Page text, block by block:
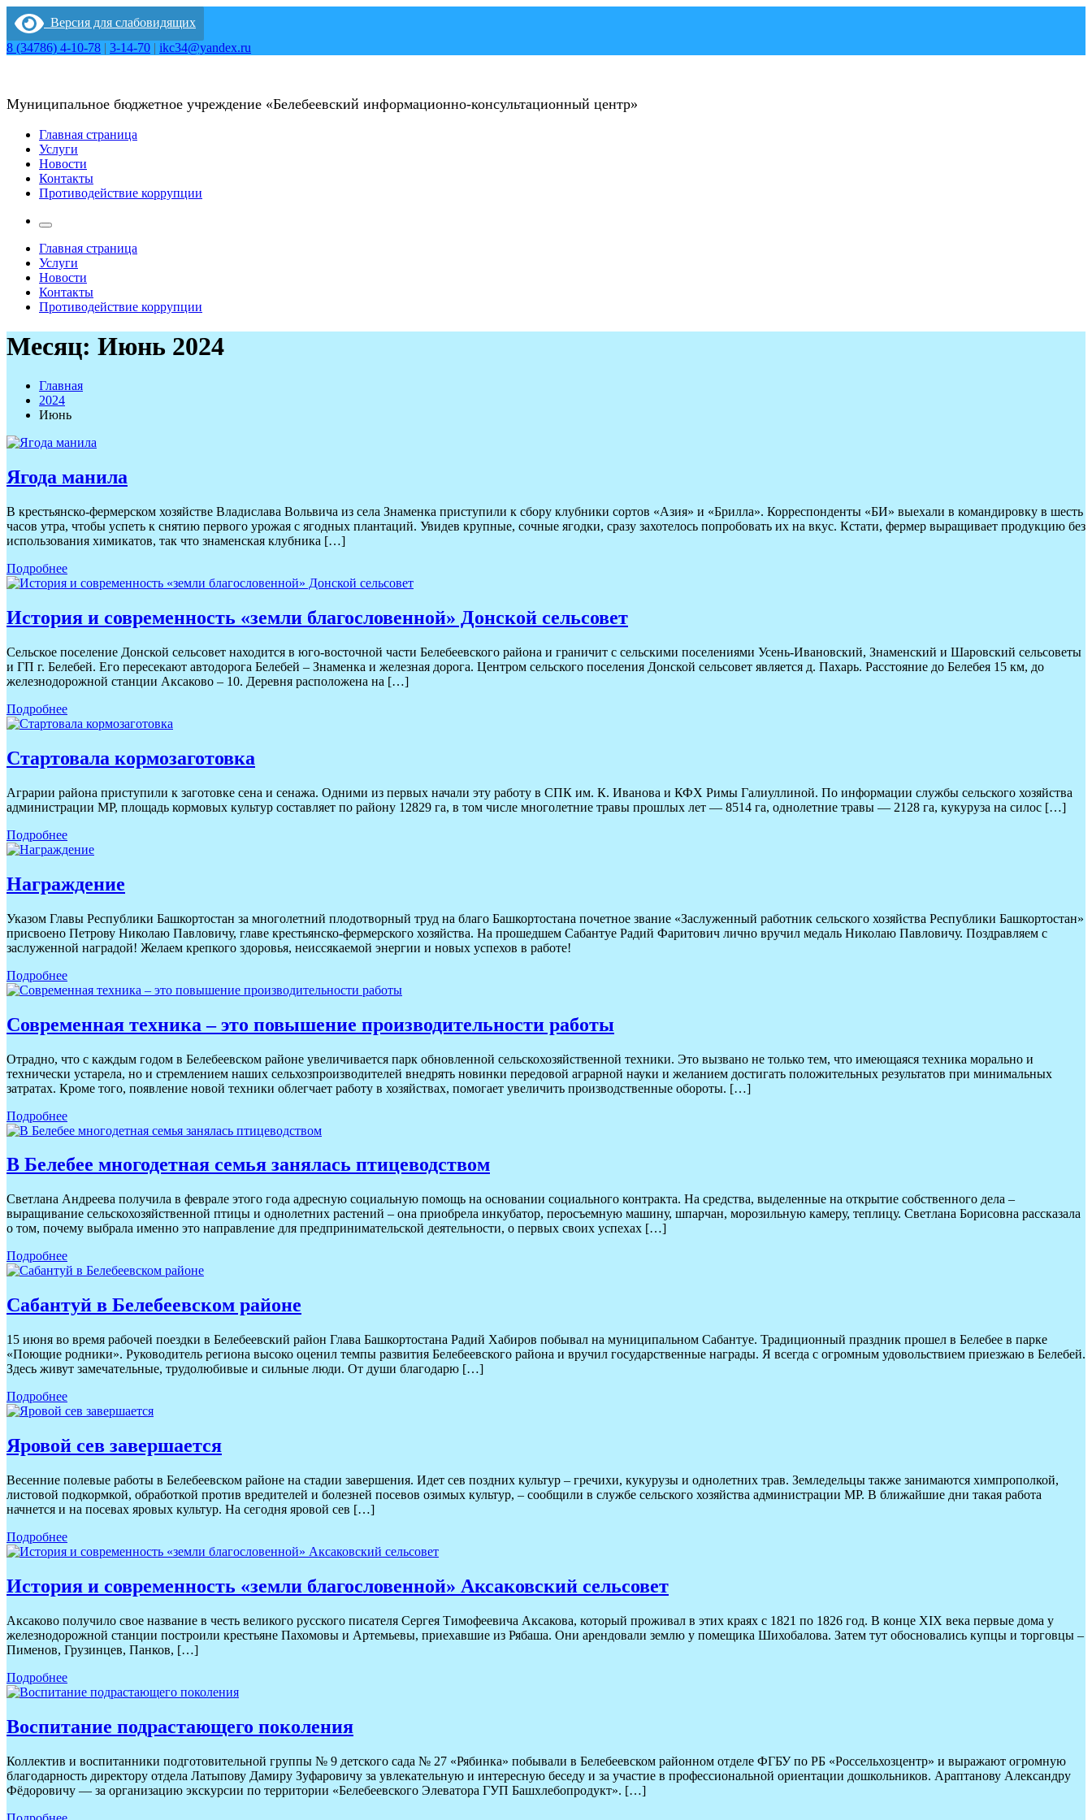
Перейти
содержимому
Версия для слабовидящих
8 (34786) 4-10-78 | 3-14-70 | ikc34@yandex.ru
Муниципальное бюджетное учреждение «Белебеевский информационно-консультационный центр»
Главная страница
Услуги
Новости
Контакты
Противодействие коррупции
Главная страница
Услуги
Новости
Контакты
Противодействие коррупции
Месяц: Июнь 2024
Главная
2024
Июнь
Ягода манила
В крестьянско-фермерском хозяйстве Владислава Вольвича из села Знаменка приступили к сбору клубники сортов «Азия» и «Брилла». Корреспонденты «БИ» выехали в командировку в шесть
часов утра, чтобы успеть к снятию первого урожая с ягодных плантаций. Увидев крупные, сочные ягодки, сразу захотелось попробовать их на вкус. Кстати, фермер выращивает продукцию без
использования химикатов, так что знаменская клубника […]
Подробнее
История и современность «земли благословенной» Донской сельсовет
Сельское поселение Донской сельсовет находится в юго-восточной части Белебеевского района и граничит с сельскими поселениями Усень-Ивановский, Знаменский и Шаровский сельсоветы
и ГП г. Белебей. Его пересекают автодорога Белебей – Знаменка и железная дорога. Центром сельского поселения Донской сельсовет является д. Пахарь. Расстояние до Белебея 15 км, до
железнодорожной станции Аксаково – 10. Деревня расположена на […]
Подробнее
Стартовала кормозаготовка
Аграрии района приступили к заготовке сена и сенажа. Одними из первых начали эту работу в СПК им. К. Иванова и КФХ Римы Галиуллиной. По информации службы сельского хозяйства
администрации МР, площадь кормовых культур составляет по району 12829 га, в том числе многолетние травы прошлых лет — 8514 га, однолетние травы — 2128 га, кукуруза на силос […]
Подробнее
Награждение
Указом Главы Республики Башкортостан за многолетний плодотворный труд на благо Башкортостана почетное звание «Заслуженный работник сельского хозяйства Республики Башкортостан»
присвоено Петрову Николаю Павловичу, главе крестьянско-фермерского хозяйства. На прошедшем Сабантуе Радий Фаритович лично вручил медаль Николаю Павловичу. Поздравляем с
заслуженной наградой! Желаем крепкого здоровья, неиссякаемой энергии и новых успехов в работе!
Подробнее
Современная техника – это повышение производительности работы
Отрадно, что с каждым годом в Белебеевском районе увеличивается парк обновленной сельскохозяйственной техники. Это вызвано не только тем, что имеющаяся техника морально и
технически устарела, но и стремлением наших сельхозпроизводителей внедрять новинки передовой аграрной науки и желанием достигать положительных результатов при минимальных
затратах. Кроме того, появление новой техники облегчает работу в хозяйствах, помогает увеличить производственные обороты. […]
Подробнее
В Белебее многодетная семья занялась птицеводством
Светлана Андреева получила в феврале этого года адресную социальную помощь на основании социального контракта. На средства, выделенные на открытие собственного дела –
выращивание сельскохозяйственной птицы и однолетних растений – она приобрела инкубатор, перосъемную машину, шпарчан, морозильную камеру, теплицу. Светлана Борисовна рассказала
о том, почему выбрала именно это направление для предпринимательской деятельности, о первых своих успехах […]
Подробнее
Сабантуй в Белебеевском районе
15 июня во время рабочей поездки в Белебеевский район Глава Башкортостана Радий Хабиров побывал на муниципальном Сабантуе. Традиционный праздник прошел в Белебее в парке
«Поющие родники». Руководитель региона высоко оценил темпы развития Белебеевского района и вручил государственные награды. Я всегда с огромным удовольствием приезжаю в Белебей.
Здесь живут замечательные, трудолюбивые и сильные люди. От души благодарю […]
Подробнее
Яровой сев завершается
Весенние полевые работы в Белебеевском районе на стадии завершения. Идет сев поздних культур – гречихи, кукурузы и однолетних трав. Земледельцы также занимаются химпрополкой,
листовой подкормкой, обработкой против вредителей и болезней посевов озимых культур, – сообщили в службе сельского хозяйства администрации МР. В ближайшие дни такая работа
начнется и на посевах яровых культур. На сегодня яровой сев […]
Подробнее
История и современность «земли благословенной» Аксаковский сельсовет
Аксаково получило свое название в честь великого русского писателя Сергея Тимофеевича Аксакова, который проживал в этих краях с 1821 по 1826 год. В конце XIX века первые дома у
железнодорожной станции построили крестьяне Пахомовы и Артемьевы, приехавшие из Рябаша. Они арендовали землю у помещика Шихобалова. Затем тут обосновались купцы и торговцы –
Пименов, Грузинцев, Панков, […]
Подробнее
Воспитание подрастающего поколения
Коллектив и воспитанники подготовительной группы № 9 детского сада № 27 «Рябинка» побывали в Белебеевском районном отделе ФГБУ по РБ «Россельхозцентр» и выражают огромную
благодарность директору отдела Латыпову Дамиру Зуфаровичу за увлекательную и интересную беседу и за участие в профессиональной ориентации дошкольников. Араптанову Александру
Фёдоровичу — за организацию экскурсии по территории «Белебеевского Элеватора ГУП Башхлебопродукт». […]